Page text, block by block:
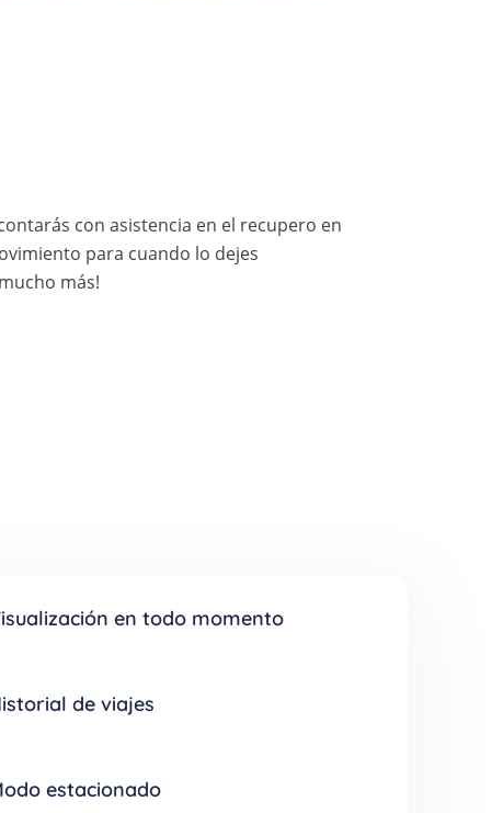
con asistencia en el recupero en
para cuando lo dejes
más!
en todo momento
la app en tu celular o en la computadora.
de viajes
kilometraje, fecha, hora, velocidad y
estacionado